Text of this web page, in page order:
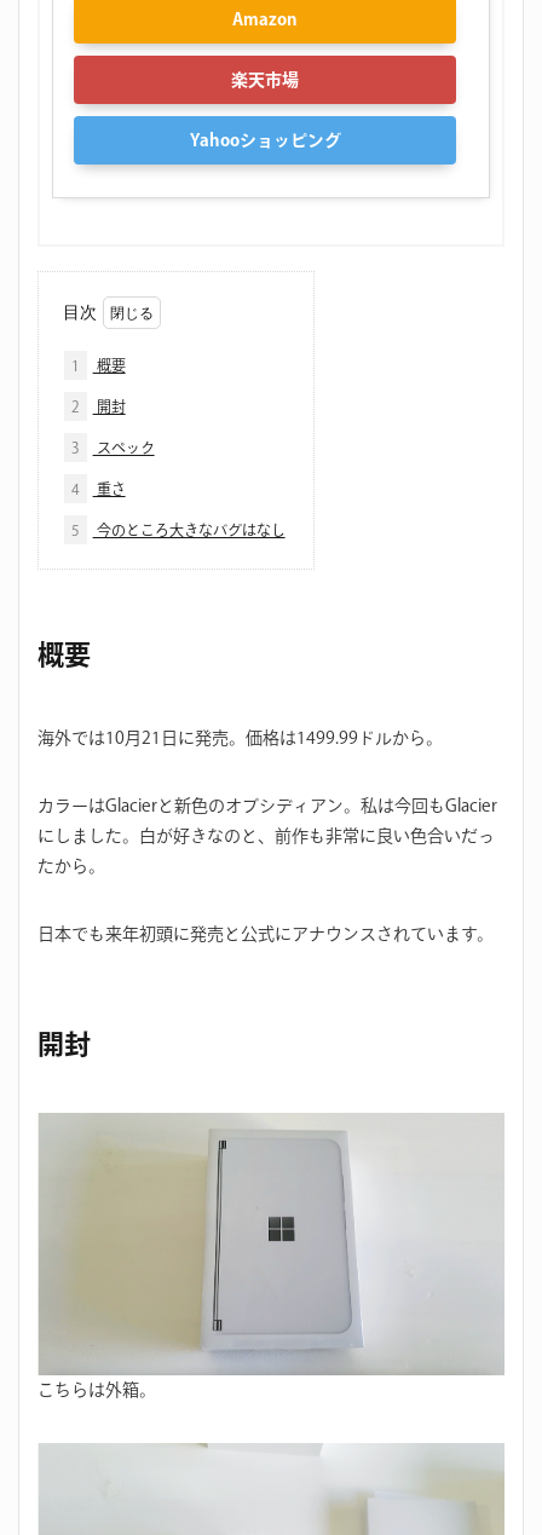
Amazon
楽天市場
Yahooショッピング
目次
1 概要
2 開封
3 スペック
4 重さ
5 今のところ大きなバグはなし
概要
海外では10月21日に発売。価格は1499.99ドルから。
カラーはGlacierと新色のオブシディアン。私は今回もGlacier
にしました。白が好きなのと、前作も非常に良い色合いだっ
たから。
日本でも来年初頭に発売と公式にアナウンスされています。
開封
こちらは外箱。